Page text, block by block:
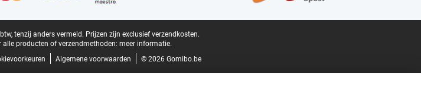
tenzij anders vermeld. Prijzen zijn exclusief verzendkosten.
producten of verzendmethoden: meer informatie.
Algemene voorwaarden © 2026 Gomibo.be